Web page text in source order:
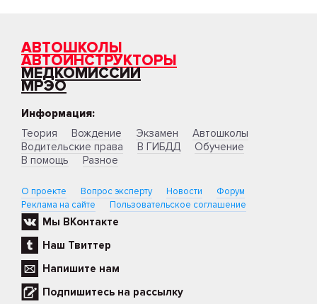
АВТОШКОЛЫ
АВТОИНСТРУКТОРЫ
МЕДКОМИССИИ
МРЭО
Информация:
Теория
Вождение Экзамен
Автошколы
Водительские права
В ГИБДД
Обучение
В помощь
Разное
О проекте Вопрос эксперту Новости
Форум
Реклама на сайте
Пользовательское соглашение
Мы ВКонтакте
Наш Твиттер
Напишите нам
Подпишитесь на рассылку